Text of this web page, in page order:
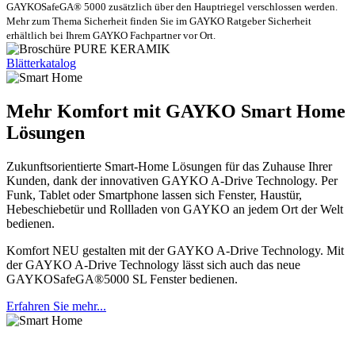
GAYKOSafeGA® 5000 zusätzlich über den Hauptriegel verschlossen werden.
Mehr zum Thema Sicherheit finden Sie im GAYKO Ratgeber Sicherheit
erhältlich bei Ihrem GAYKO Fachpartner vor Ort.
Blätterkatalog
Mehr Komfort mit GAYKO Smart Home
Lösungen
Zukunftsorientierte Smart-Home Lösungen für das Zuhause Ihrer
Kunden, dank der innovativen GAYKO A-Drive Technology. Per
Funk, Tablet oder Smartphone lassen sich Fenster, Haustür,
Hebeschiebetür und Rollladen von GAYKO an jedem Ort der Welt
bedienen.
Komfort NEU gestalten mit der GAYKO A-Drive Technology. Mit
der GAYKO A-Drive Technology lässt sich auch das neue
GAYKOSafeGA®5000 SL Fenster bedienen.
Erfahren Sie mehr...